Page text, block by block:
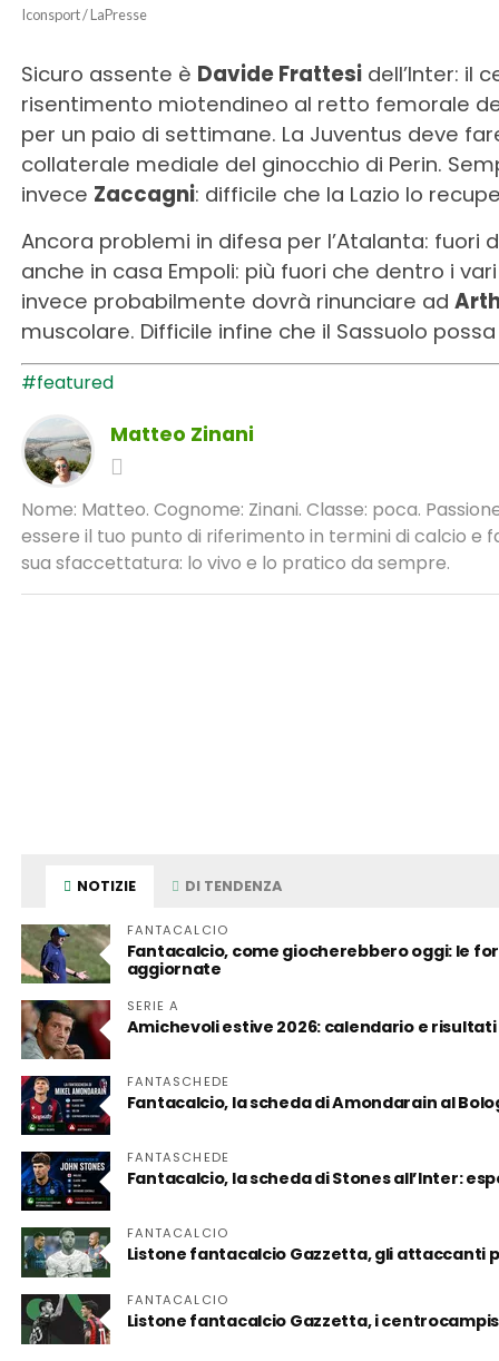
Iconsport / LaPresse
Sicuro assente è Davide Frattesidell’Inter: il
risentimento miotendineo al retto femorale
per un paio di settimane. La Juventus deve
collaterale mediale del ginocchio di Perin.
invece Zaccagni: difficile che la Lazio lo
Ancora problemi in difesa per l’Atalanta: fuori
anche in casa Empoli: più fuori che dentro i
invece probabilmente dovrà rinunciare ad
muscolare. Difficile infine che il Sassuolo
#featured
Matteo Zinani
Nome: Matteo. Cognome: Zinani. Classe: poca.
essere il tuo punto di riferimento in termini di calcio e
sua sfaccettatura: lo vivo e lo pratico da sempre.
NOTIZIE DI TENDENZA
FANTACALCIO
Fantacalcio, come giocherebbero oggi: le
aggiornate
SERIE A
Amichevoli estive 2026: calendario e risultati
FANTASCHEDE
Fantacalcio, la scheda di Amondarain al
FANTASCHEDE
Fantacalcio, la scheda di Stones all’Inter:
FANTACALCIO
Listone fantacalcio Gazzetta, gli attaccanti
FANTACALCIO
Listone fantacalcio Gazzetta, i